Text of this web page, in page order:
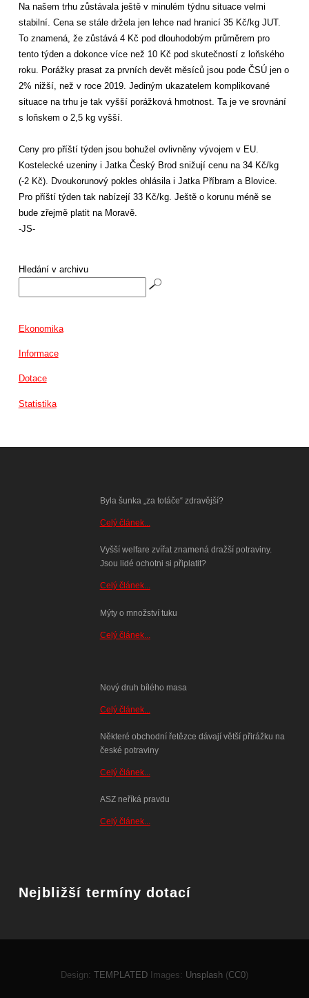
Na našem trhu zůstávala ještě v minulém týdnu situace velmi
stabilní. Cena se stále držela jen lehce nad hranicí 35 Kč/kg JUT.
To znamená, že zůstává 4 Kč pod dlouhodobým průměrem pro
tento týden a dokonce více než 10 Kč pod skutečností z loňského
roku. Porážky prasat za prvních devět měsíců jsou pode ČSÚ jen o
2% nižší, než v roce 2019. Jediným ukazatelem komplikované
situace na trhu je tak vyšší porážková hmotnost. Ta je ve srovnání
s loňskem o 2,5 kg vyšší.
Ceny pro příští týden jsou bohužel ovlivněny vývojem v EU.
Kostelecké uzeniny i Jatka Český Brod snižují cenu na 34 Kč/kg
(-2 Kč). Dvoukorunový pokles ohlásila i Jatka Příbram a Blovice.
Pro příští týden tak nabízejí 33 Kč/kg. Ještě o korunu méně se
bude zřejmě platit na Moravě.
-JS-
Hledání v archivu
Ekonomika
Informace
Dotace
Statistika
Byla šunka „za totáče“ zdravější?
Celý článek...
Vyšší welfare zvířat znamená dražší potraviny.
Jsou lidé ochotni si připlatit?
Celý článek...
Mýty o množství tuku
Celý článek...
Nový druh bílého masa
Celý článek...
Některé obchodní řetězce dávají větší přirážku na
české potraviny
Celý článek...
ASZ neříká pravdu
Celý článek...
Nejbližší termíny dotací
Design: TEMPLATED Images: Unsplash (CC0)